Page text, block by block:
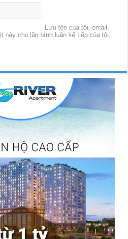
Lưu tên của tôi, email,
này cho lần bình luận kế tiếp của tôi.